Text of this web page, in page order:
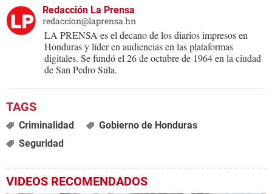
Redacción La Prensa
redaccion@laprensa.hn
LA PRENSA es el decano de los diarios impresos en
Honduras y líder en audiencias en las plataformas
digitales. Se fundó el 26 de octubre de 1964 en la ciudad
de San Pedro Sula.
Criminalidad
Gobierno de Honduras
Seguridad
VIDEOS RECOMENDADOS